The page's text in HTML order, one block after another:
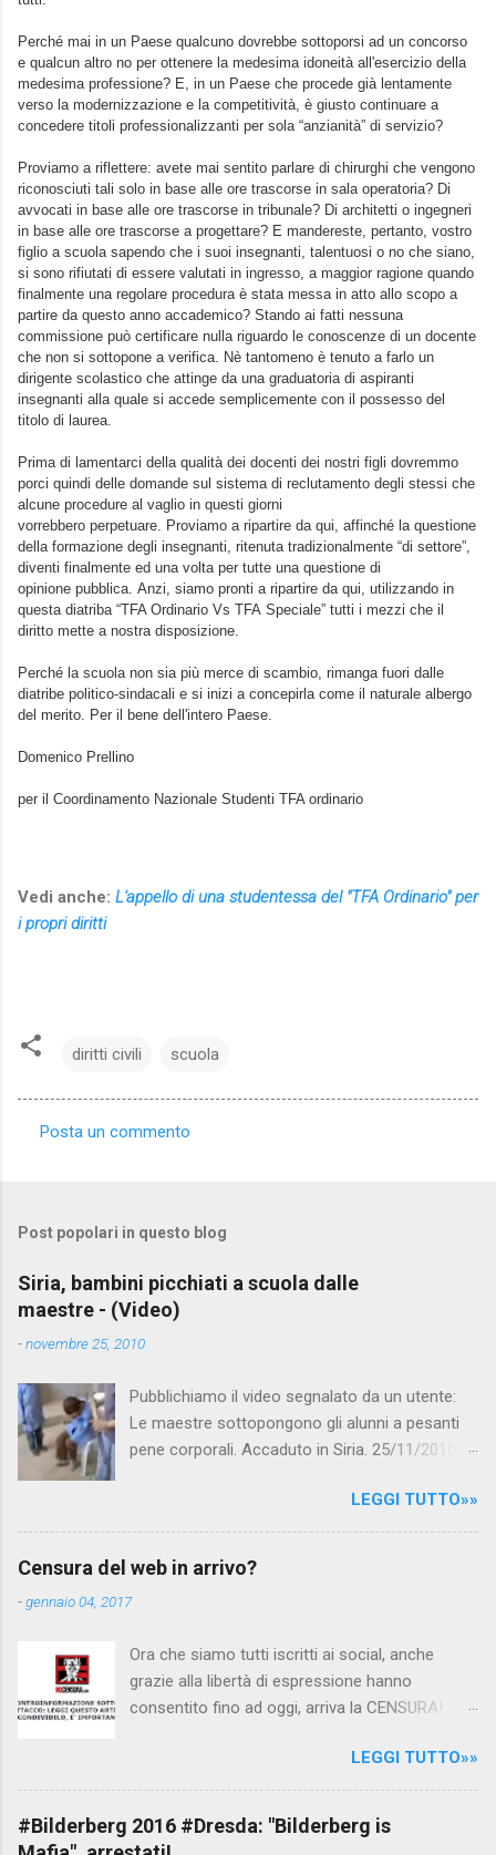
Perché mai in un Paese qualcuno dovrebbe sottoporsi ad un concorso
e qualcun altro no per ottenere la medesima idoneità all'esercizio della
medesima professione? E, in un Paese che procede già lentamente
verso la modernizzazione e la competitività, è giusto continuare a
concedere titoli professionalizzanti per sola “anzianità” di servizio?
Proviamo a riflettere: avete mai sentito parlare di chirurghi che vengono
riconosciuti tali solo in base alle ore trascorse in sala operatoria? Di
avvocati in base alle ore trascorse in tribunale? Di architetti o ingegneri
in base alle ore trascorse a progettare? E mandereste, pertanto, vostro
figlio a scuola sapendo che i suoi insegnanti, talentuosi o no che siano,
si sono rifiutati di essere valutati in ingresso, a maggior ragione quando
finalmente una regolare procedura è stata messa in atto allo scopo a
partire da questo anno accademico? Stando ai fatti nessuna
commissione può certificare nulla riguardo le conoscenze di un docente
che non si sottopone a verifica. Nè tantomeno è tenuto a farlo un
dirigente scolastico che attinge da una graduatoria di aspiranti
insegnanti alla quale si accede semplicemente con il possesso del
titolo di laurea.
Prima di lamentarci della qualità dei docenti dei nostri figli dovremmo
porci quindi delle domande sul sistema di reclutamento degli stessi che
alcune procedure al vaglio in questi giorni
vorrebbero perpetuare. Proviamo a ripartire da qui, affinché la questione
della formazione degli insegnanti, ritenuta tradizionalmente “di settore”,
diventi finalmente ed una volta per tutte una questione di
opinione pubblica. Anzi, siamo pronti a ripartire da qui, utilizzando in
questa diatriba “TFA Ordinario Vs TFA Speciale” tutti i mezzi che il
diritto mette a nostra disposizione.
Perché la scuola non sia più merce di scambio, rimanga fuori dalle
diatribe politico-sindacali e si inizi a concepirla come il naturale albergo
del merito. Per il bene dell'intero Paese.
Domenico Prellino
per il Coordinamento Nazionale Studenti TFA ordinario
Vedi anche: L'appello di una studentessa del "TFA Ordinario" per
i propri diritti
diritti civili scuola
e
n
t
Posta un commento
Post popolari in questo blog
Siria, bambini picchiati a scuola dalle
maestre - (Video)
-novembre 25, 2010
Pubblichiamo il video segnalato da un utente:
Le maestre sottopongono gli alunni a pesanti
pene corporali. Accaduto in Siria. 25/11/2010
Canale 5 "Forum" si è interessato al caso,
interpellando prontamente l'ambasciata siriana,
per fare luce sulla vicenda: è emerso che il
scuola. LEGGI IL SERVIZIO . staff
nocensura.com Condividi su Facebook
LEGGI TUTTO»»
Censura del web in arrivo?
-gennaio 04, 2017
Ora che siamo tutti iscritti ai social, anche
grazie alla libertà di espressione hanno
consentito fino ad oggi, arriva la CENSURA!
politica rispediti al mittente dai cittadini - perché
censurare avrebbe fatto perdere troppi
consensi ai vari governi - la CENSURA potrebbe
arrivare dall'Antitrust, ovvero l' Autorità garante
LEGGI TUTTO»»
#Bilderberg 2016 #Dresda: "Bilderberg is